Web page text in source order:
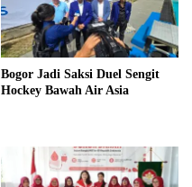
Bogor Jadi Saksi Duel Sengit
Hockey Bawah Air Asia